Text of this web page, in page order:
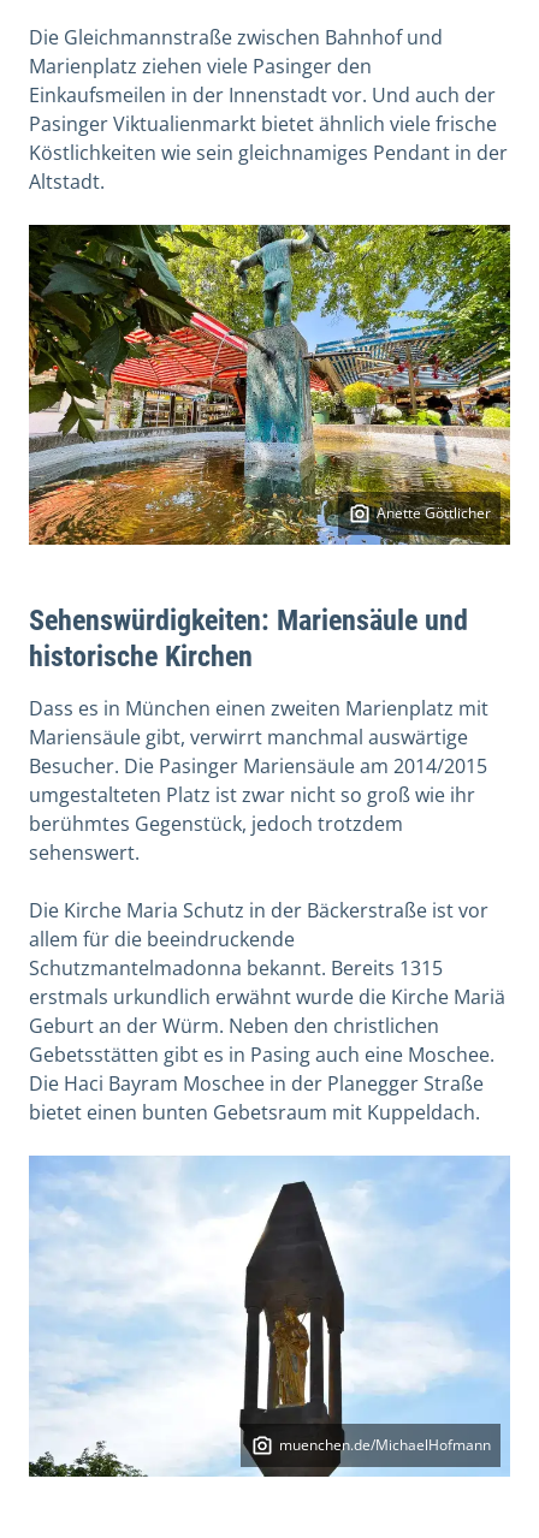
Die Gleichmannstraße zwischen Bahnhof und
Marienplatz ziehen viele Pasinger den
Einkaufsmeilen in der Innenstadt vor. Und auch der
Pasinger Viktualienmarkt bietet ähnlich viele frische
Köstlichkeiten wie sein gleichnamiges Pendant in der
Altstadt.
Anette Göttlicher
Sehenswürdigkeiten: Mariensäule und
historische Kirchen
Dass es in München einen zweiten Marienplatz mit
Mariensäule gibt, verwirrt manchmal auswärtige
Besucher. Die Pasinger Mariensäule am 2014/2015
umgestalteten Platz ist zwar nicht so groß wie ihr
berühmtes Gegenstück, jedoch trotzdem
sehenswert.
Die Kirche Maria Schutz in der Bäckerstraße ist vor
allem für die beeindruckende
Schutzmantelmadonna bekannt. Bereits 1315
erstmals urkundlich erwähnt wurde die Kirche Mariä
Geburt an der Würm. Neben den christlichen
Gebetsstätten gibt es in Pasing auch eine Moschee.
Die Haci Bayram Moschee in der Planegger Straße
bietet einen bunten Gebetsraum mit Kuppeldach.
muenchen.de/MichaelHofmann